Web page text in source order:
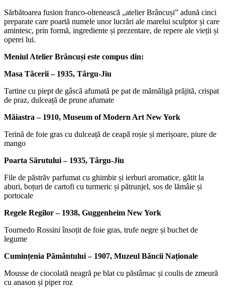
Sărbătoarea fusion franco-oltenească „atelier Brâncuși” adună cinci
preparate care poartă numele unor lucrări ale marelui sculptor și care
amintesc, prin formă, ingrediente și prezentare, de repere ale vieții și
operei lui.
Meniul Atelier Brâncuși este compus din:
Masa Tăcerii – 1935, Târgu-Jiu
Tartine cu piept de gâscă afumată pe pat de mămăligă prăjită, crispat
de praz, dulceață de prune afumate
Măiastra – 1910, Museum of Modern Art New York
Terină de foie gras cu dulceață de ceapă roșie și merișoare, piure de
mango
Poarta Sărutului – 1935, Târgu-Jiu
File de păstrăv parfumat cu ghimbir și ierburi aromatice, gătit la
aburi, boțuri de cartofi cu turmeric și pătrunjel, sos de lămâie și
portocale
Regele Regilor – 1938, Guggenheim New York
Tournedo Rossini însoțit de foie gras, trufe negre și buchet de
legume
Cumințenia Pământului – 1907, Muzeul Băncii Naționale
Mousse de ciocolată neagră pe blat cu păstârnac și coulis de zmeură
cu anason și piper roz